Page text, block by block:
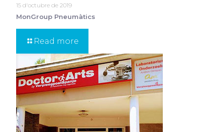
15 d'octubre de 2019
MonGroup Pneumàtics
Read more